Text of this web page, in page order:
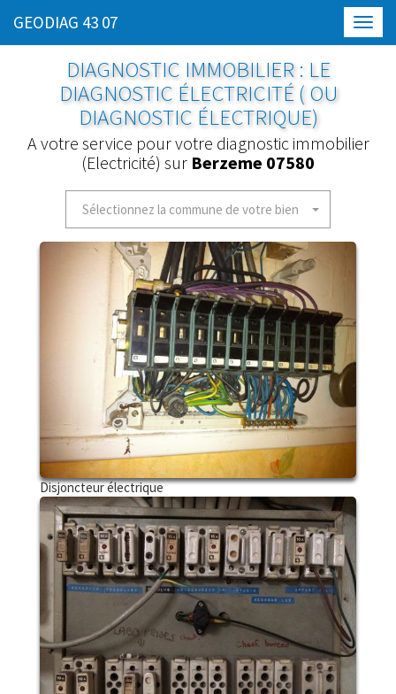
GEODIAG 43 07
DIAGNOSTIC IMMOBILIER : LE
DIAGNOSTIC ÉLECTRICITÉ ( OU
DIAGNOSTIC ÉLECTRIQUE)
A votre service pour votre diagnostic immobilier
(Electricité) sur Berzeme 07580
Sélectionnez la commune de votre bien
Disjoncteur électrique